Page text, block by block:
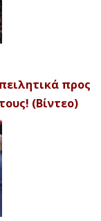
προς
(Βίντεο)